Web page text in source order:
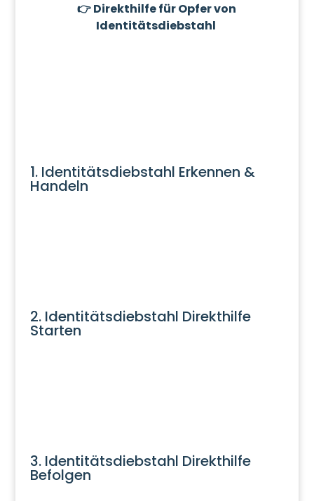
👉 Direkthilfe für Opfer von
Identitätsdiebstahl
1. Identitätsdiebstahl Erkennen &
Handeln
2. Identitätsdiebstahl Direkthilfe
Starten
3. Identitätsdiebstahl Direkthilfe
Befolgen